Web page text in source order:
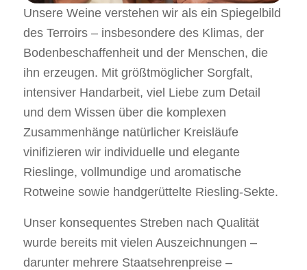
Unsere Weine verstehen wir als ein Spiegelbild
des Terroirs – insbesondere des Klimas, der
Bodenbeschaffenheit und der Menschen, die
ihn erzeugen. Mit größtmöglicher Sorgfalt,
intensiver Handarbeit, viel Liebe zum Detail
und dem Wissen über die komplexen
Zusammenhänge natürlicher Kreisläufe
vinifizieren wir individuelle und elegante
Rieslinge, vollmundige und aromatische
Rotweine sowie handgerüttelte Riesling-Sekte.
Unser konsequentes Streben nach Qualität
wurde bereits mit vielen Auszeichnungen –
darunter mehrere Staatsehrenpreise –